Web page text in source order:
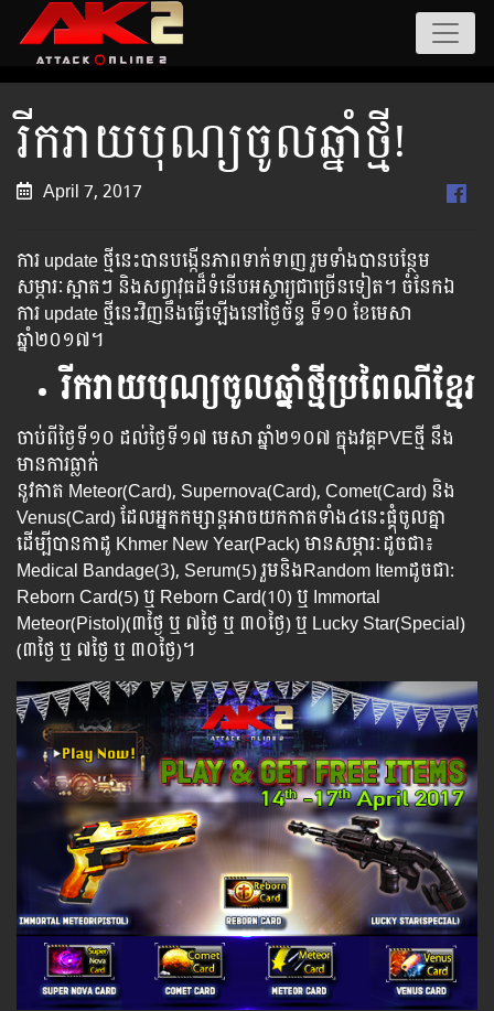
រីករាយបុណ្យចូលឆ្នាំថ្មី!
April 7, 2017
ការ ​​update​ ​​​​​​ថ្មី​​​​​​នេះ​​​​​​បាន​​​​​​​បង្កើន​​​​​​​​ភាព​​​​​​​​​​ទាក់​​​​​​ទាញ​​​​​​​​​​ ​​រួម​​​ទាំង​​​​​​បាន​​​​​​​បន្ថែម​​​​
សម្ភារៈ​​​​ស្អាត​​​ៗ​ ​​និង​​​​​សព្វាវុធ​​​​ដ៏​​​​ទំនើប​​​​​​​អស្ចារ្យ​​​​​ជា​​​​​​ច្រើន​​​​​ទៀត​​​។ ចំនែក​​​ឯ​​​
ការ​ update​ ​​ថ្មី​​នេះ​​​​វិញ​​​​នឹង​​​​ធ្វើ​​​​ឡើង​​​នៅ​​ថ្ងៃ​​ច័ន្ទ ​​ទី១០ ខែមេសា
ឆ្នាំ២០១៧​។
រីករាយបុណ្យចូលឆ្នាំថ្មីប្រពៃណីខ្មែរ
ចាប់ពីថ្ងៃទី១០ ដល់ថ្ងៃទី១៧ មេសា ឆ្នាំ២១០៧ ក្នុងវគ្គPVEថ្មី នឹង
មានការធ្លាក់
នូវកាត Meteor(Card), Supernova(Card), Comet(Card) និង
Venus(Card) ដែលអ្នកកម្សាន្តអាចយកកាតទាំង៤នេះផ្គុំចូលគ្នា
ដើម្បីបានកាដូ Khmer New Year(Pack) មានសម្ភារៈដូចជា៖
Medical Bandage(3), Serum(5) រួមនិងRandom Itemដូចជា:
Reborn Card(5)​ ឬ Reborn Card(10) ឬ Immortal
Meteor(Pistol)(៣ថ្ងៃ ឬ ៧ថ្ងៃ​ ឬ ៣០ថ្ងៃ) ឬ Lucky Star(Special)
(៣ថ្ងៃ ឬ ៧ថ្ងៃ​ ឬ ៣០ថ្ងៃ)។